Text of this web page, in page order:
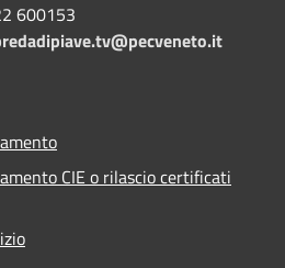
600153
CIE o rilascio certificati